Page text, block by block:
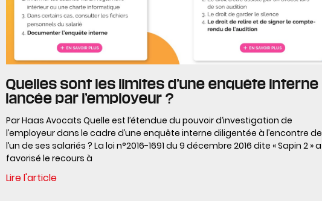
Quelles sont les limites d’une enquête interne
lancée par l’employeur ?
Par Haas Avocats Quelle est l’étendue du pouvoir d’investigation de
l’employeur dans le cadre d’une enquête interne diligentée à l’encontre de
l’un de ses salariés ? La loi n°2016-1691 du 9 décembre 2016 dite « Sapin 2 » a
favorisé le recours à
Lire l'article